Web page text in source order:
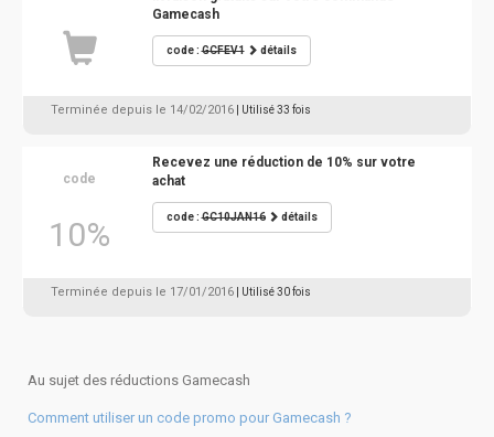
Gamecash
code :GCFEV1 détails
Terminée depuis le 14/02/2016 | Utilisé 33 fois
code
10%
Recevez une réduction de 10% sur votre
achat
code :GC10JAN16 détails
Terminée depuis le 17/01/2016 | Utilisé 30 fois
Au sujet des réductions Gamecash
Comment utiliser un code promo pour Gamecash ?